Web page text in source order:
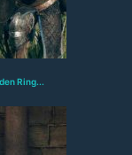
Ring...